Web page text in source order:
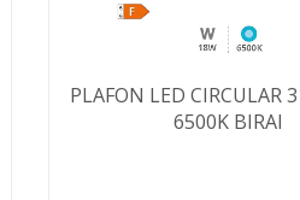
PLAFON LED CIRCULAR
6500K BIRAI